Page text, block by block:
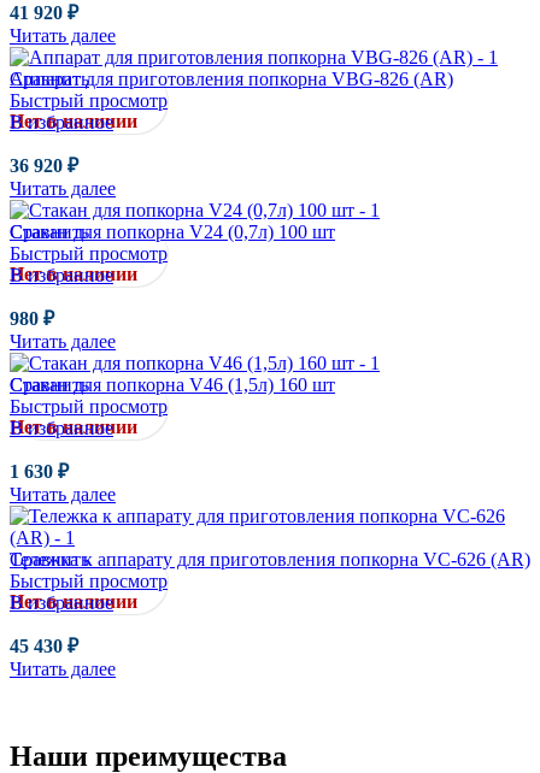
41 920 ₽
Читать далее
Сравнить
Быстрый просмотр
В избранное
Аппарат для приготовления попкорна VBG-826 (AR)
Нет в наличии
36 920 ₽
Читать далее
Сравнить
Быстрый просмотр
В избранное
Стакан для попкорна V24 (0,7л) 100 шт
Нет в наличии
980 ₽
Читать далее
Сравнить
Быстрый просмотр
В избранное
Стакан для попкорна V46 (1,5л) 160 шт
Нет в наличии
1 630 ₽
Читать далее
Сравнить
Быстрый просмотр
В избранное
Тележка к аппарату для приготовления попкорна VC-626 (AR)
Нет в наличии
45 430 ₽
Читать далее
Наши преимущества